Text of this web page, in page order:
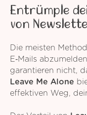
Entrümple
von
Die meisten
E‑Mails
garantieren nicht,
Leave Me Alone
effektiven Weg,